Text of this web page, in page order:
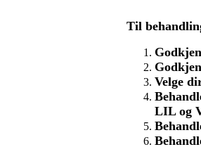
Til
Velge
LIL og